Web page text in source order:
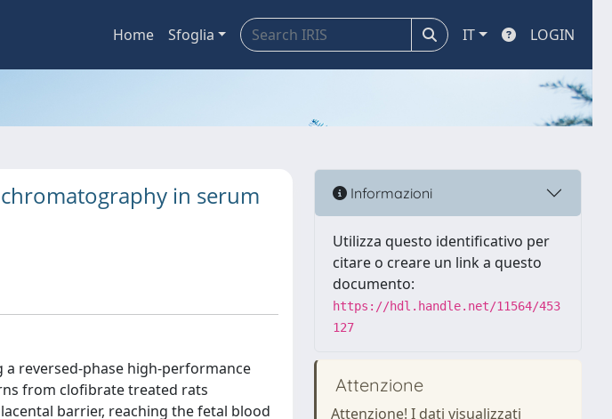
Home Sfoglia IT LOGIN
in serum
reversed-phase high-performance
from clofibrate treated rats
barrier, reaching the fetal blood
Informazioni
Utilizza questo identificativo per
citare o creare un link a questo
documento:
https://hdl.handle.net/11564/453
127
Attenzione
Attenzione! I dati visualizzati